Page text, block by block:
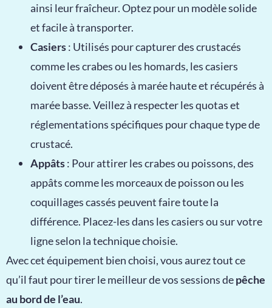
ainsi leur fraîcheur. Optez pour un modèle solide
et facile à transporter.
Casiers: Utilisés pour capturer des crustacés
comme les crabes ou les homards, les casiers
doivent être déposés à marée haute et récupérés à
marée basse. Veillez à respecter les quotas et
réglementations spécifiques pour chaque type de
crustacé.
Appâts: Pour attirer les crabes ou poissons, des
appâts comme les morceaux de poisson ou les
coquillages cassés peuvent faire toute la
différence. Placez-les dans les casiers ou sur votre
ligne selon la technique choisie.
Avec cet équipement bien choisi, vous aurez tout ce
qu’il faut pour tirer le meilleur de vos sessions depêche
au bord de l’eau.